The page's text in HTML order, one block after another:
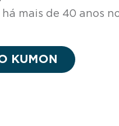
mais de 40 anos
KUMON